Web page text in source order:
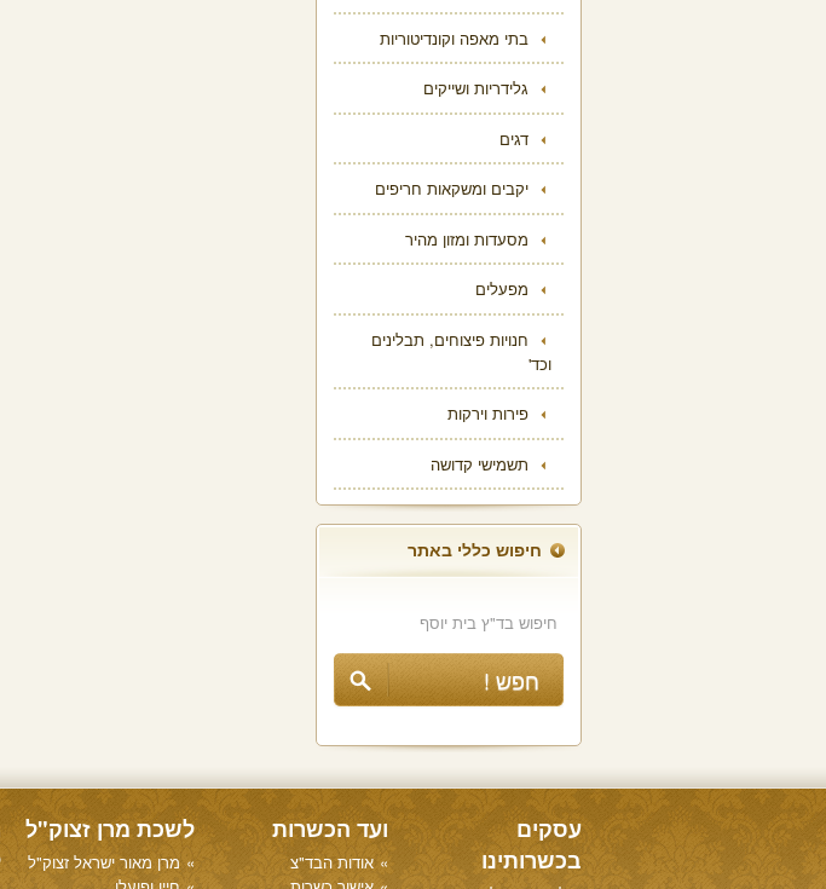
בתי מאפה וקונדיטוריות
גלידריות ושייקים
דגים
יקבים ומשקאות חריפים
מסעדות ומזון מהיר
מפעלים
חנויות פיצוחים, תבלינים
וכד'
פירות וירקות
תשמישי קדושה
חיפוש כללי באתר
עסקים
בכשרותינו
ועד הכשרות
אודות הבד"צ
לשכת מרן זצוק"ל
מרן מאור ישראל זצוק"ל